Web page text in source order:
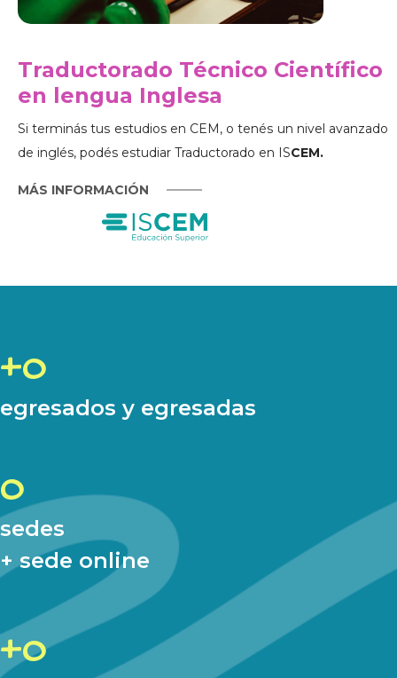
Traductorado Técnico Científico
en lengua Inglesa
Si terminás tus estudios en CEM, o tenés un nivel avanzado
de inglés, podés estudiar Traductorado en ISCEM.
MÁS INFORMACIÓN
0
egresados y egresadas
0
sedes
+ sede online
0